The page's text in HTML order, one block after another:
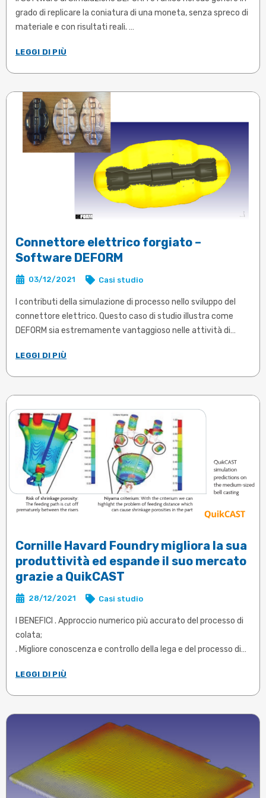
grado di replicare la coniatura di una moneta, senza spreco di
materiale e con risultati reali.
Articolo in inglese
LEGGI DI PIÙ
Connettore elettrico forgiato –
Software DEFORM
03/12/2021 Casi studio
I contributi della simulazione di processo nello sviluppo del
connettore elettrico. Questo caso di studio illustra come
DEFORM sia estremamente vantaggioso nelle attività di
I tempi stretti sono all'ordine del giorno nel competitivo
conservativo dei materiali, alla rilavorazione degli stampi o a
costose prove in produzione ....
Articolo in inglese
LEGGI DI PIÙ
Cornille Havard Foundry migliora la sua
produttività ed espande il suo mercato
grazie a QuikCAST
28/12/2021 Casi studio
I BENEFICI . Approccio numerico più accurato del processo di
colata;
. Migliore conoscenza e controllo della lega e del processo di
. Maggiore qualità della campana colata;
LEGGI DI PIÙ